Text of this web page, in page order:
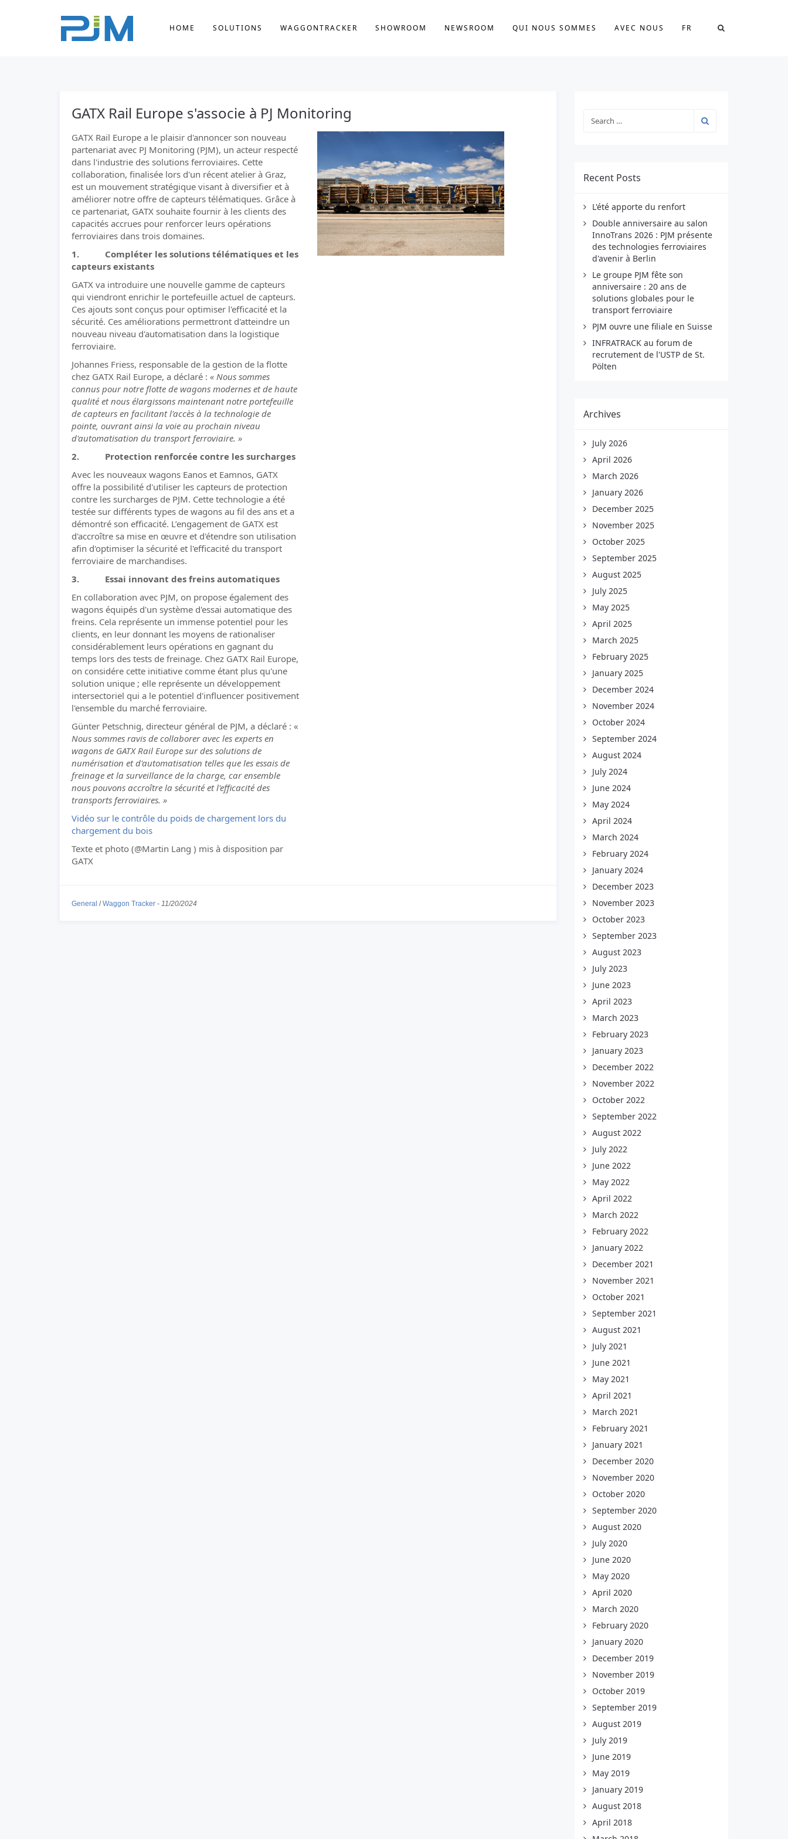
HOME SOLUTIONS WAGGONTRACKER SHOWROOM NEWSROOM QUI NOUS SOMMES AVEC NOUS FR
GATX Rail Europe s'associe à PJ Monitoring
GATX Rail Europe a le plaisir d'annoncer son nouveau
partenariat avec PJ Monitoring (PJM), un acteur respecté
dans l'industrie des solutions ferroviaires. Cette
collaboration, finalisée lors d'un récent atelier à Graz,
est un mouvement stratégique visant à diversifier et à
améliorer notre offre de capteurs télématiques. Grâce à
ce partenariat, GATX souhaite fournir à les clients des
capacités accrues pour renforcer leurs opérations
ferroviaires dans trois domaines.
1. Compléter les solutions télématiques et les
capteurs existants
GATX va introduire une nouvelle gamme de capteurs
qui viendront enrichir le portefeuille actuel de capteurs.
Ces ajouts sont conçus pour optimiser l'efficacité et la
sécurité. Ces améliorations permettront d'atteindre un
nouveau niveau d'automatisation dans la logistique
ferroviaire.
Johannes Friess, responsable de la gestion de la flotte
chez GATX Rail Europe, a déclaré : « Nous sommes
connus pour notre flotte de wagons modernes et de haute
qualité et nous élargissons maintenant notre portefeuille
de capteurs en facilitant l'accès à la technologie de
pointe, ouvrant ainsi la voie au prochain niveau
d'automatisation du transport ferroviaire. »
2. Protection renforcée contre les surcharges
Avec les nouveaux wagons Eanos et Eamnos, GATX
offre la possibilité d'utiliser les capteurs de protection
contre les surcharges de PJM. Cette technologie a été
testée sur différents types de wagons au fil des ans et a
démontré son efficacité. L’engagement de GATX est
d'accroître sa mise en œuvre et d'étendre son utilisation
afin d'optimiser la sécurité et l'efficacité du transport
ferroviaire de marchandises.
3. Essai innovant des freins automatiques
En collaboration avec PJM, on propose également des
wagons équipés d'un système d'essai automatique des
freins. Cela représente un immense potentiel pour les
clients, en leur donnant les moyens de rationaliser
considérablement leurs opérations en gagnant du
temps lors des tests de freinage. Chez GATX Rail Europe,
on considére cette initiative comme étant plus qu'une
solution unique ; elle représente un développement
intersectoriel qui a le potentiel d'influencer positivement
l'ensemble du marché ferroviaire.
Günter Petschnig, directeur général de PJM, a déclaré : «
Nous sommes ravis de collaborer avec les experts en
wagons de GATX Rail Europe sur des solutions de
numérisation et d'automatisation telles que les essais de
freinage et la surveillance de la charge, car ensemble
nous pouvons accroître la sécurité et l'efficacité des
transports ferroviaires. »
Vidéo sur le contrôle du poids de chargement lors du
chargement du bois
Texte et photo (@Martin Lang ) mis à disposition par
GATX
General /Waggon Tracker - 11/20/2024
Recent Posts
L'été apporte du renfort
Double anniversaire au salon
InnoTrans 2026 : PJM présente
des technologies ferroviaires
d'avenir à Berlin
Le groupe PJM fête son
anniversaire : 20 ans de
solutions globales pour le
transport ferroviaire
PJM ouvre une filiale en Suisse
INFRATRACK au forum de
recrutement de l'USTP de St.
Pölten
Archives
July 2026
April 2026
March 2026
January 2026
December 2025
November 2025
October 2025
September 2025
August 2025
July 2025
May 2025
April 2025
March 2025
February 2025
January 2025
December 2024
November 2024
October 2024
September 2024
August 2024
July 2024
June 2024
May 2024
April 2024
March 2024
February 2024
January 2024
December 2023
November 2023
October 2023
September 2023
August 2023
July 2023
June 2023
April 2023
March 2023
February 2023
January 2023
December 2022
November 2022
October 2022
September 2022
August 2022
July 2022
June 2022
May 2022
April 2022
March 2022
February 2022
January 2022
December 2021
November 2021
October 2021
September 2021
August 2021
July 2021
June 2021
May 2021
April 2021
March 2021
February 2021
January 2021
December 2020
November 2020
October 2020
September 2020
August 2020
July 2020
June 2020
May 2020
April 2020
March 2020
February 2020
January 2020
December 2019
November 2019
October 2019
September 2019
August 2019
July 2019
June 2019
May 2019
January 2019
August 2018
April 2018